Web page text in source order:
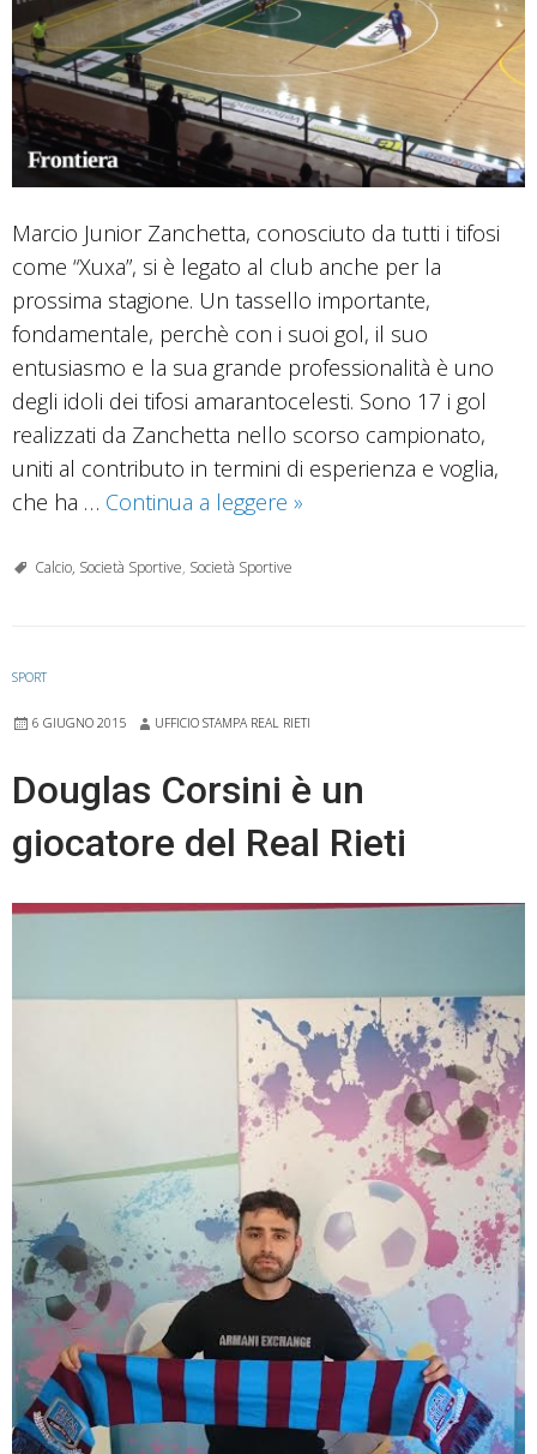
Marcio Junior Zanchetta, conosciuto da tutti i tifosi
come “Xuxa”, si è legato al club anche per la
prossima stagione. Un tassello importante,
fondamentale, perchè con i suoi gol, il suo
entusiasmo e la sua grande professionalità è uno
degli idoli dei tifosi amarantocelesti. Sono 17 i gol
realizzati da Zanchetta nello scorso campionato,
uniti al contributo in termini di esperienza e voglia,
che ha … Continua a leggere C’è
Rieti
»
Calcio, Società Sportive, Società Sportive
SPORT
6 GIUGNO 2015 UFFICIO STAMPA REAL RIETI
Douglas Corsini è un
giocatore del Real Rieti